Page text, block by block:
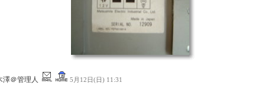
澤＠管理人 5月12日(日) 11:31